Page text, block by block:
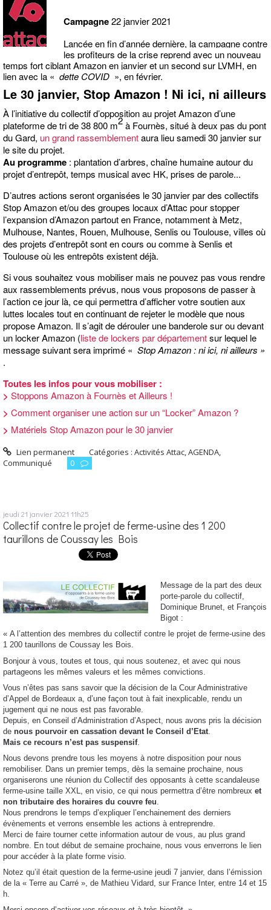
Campagne22 janvier 2021
Lancée en fin d’année dernière, la campagne contre
les profiteurs de la crise reprend avec un nouveau
temps fort ciblant Amazon en janvier et un second sur LVMH, en
lien avec la « dette COVID », en février.
Le 30 janvier, Stop Amazon ! Ni ici, ni ailleurs
À l’initiative du collectif d’opposition au projet Amazon d’une
plateforme de tri de 38 800 m2à Fournès, situé à deux pas du pont
du Gard, un grand rassemblementaura lieu samedi 30 janvier sur
le site du projet.
Au programme : plantation d’arbres, chaîne humaine autour du
projet d’entrepôt, temps musical avec HK, prises de parole...
D’autres actions seront organisées le 30 janvier par des collectifs
Stop Amazon et/ou des groupes locaux d’Attac pour stopper
l’expansion d’Amazon partout en France, notamment à Metz,
Mulhouse, Nantes, Rouen, Mulhouse, Senlis ou Toulouse, villes où
des projets d’entrepôt sont en cours ou comme à Senlis et
Toulouse où les entrepôts existent déjà.
Si vous souhaitez vous mobiliser mais ne pouvez pas vous rendre
aux rassemblements prévus, nous vous proposons de passer à
l’action ce jour là, ce qui permettra d’afficher votre soutien aux
luttes locales tout en continuant de rejeter le modèle que nous
propose Amazon. Il s’agit de dérouler une banderole sur ou devant
un locker Amazon (liste de lockers par départementsur lequel le
message suivant sera imprimé « Stop Amazon : ni ici, ni ailleurs »
.
Toutes les infos pour vous mobiliser :
> Stoppons Amazon à Fournès et Ailleurs !
> Comment organiser une action sur un “Locker” Amazon ?
> Matériels Stop Amazon pour le 30 janvier
Lien permanent Catégories :Activités Attac,AGENDA,
Communiqué
0
jeudi 21 janvier 2021 11h25
Collectif contre le projet de ferme-usine des 1 200
taurillons de Coussay les Bois
Message de la part des deux
porte-parole du collectif,
Dominique Brunet, et François
Bigot :
« A l’attention des membres du collectif contre le projet de ferme-usine des
1 200 taurillons de Coussay les Bois.
Bonjour à vous, toutes et tous, qui nous soutenez, et avec qui nous
partageons les mêmes valeurs et les mêmes convictions.
Vous n’êtes pas sans savoir que la décision de la Cour Administrative
d’Appel de Bordeaux a, d’une façon tout à fait inexplicable, rendu un
jugement qui ne nous est pas favorable.
Depuis, en Conseil d’Administration d’Aspect, nous avons pris la décision
de nous pourvoir en cassation devant le Conseil d’Etat
Mais ce recours n’est pas suspensif.
Nous devons prendre tous les moyens à notre disposition pour nous
remobiliser. Dans un premier temps, dès la semaine prochaine, nous
organiserons une réunion du Collectif des opposants à cette scandaleuse
ferme-usine taille XXL, en visio, ce qui nous permettra d’être nombreux et
non tributaire des horaires du couvre feu
Nous prendrons le temps d’expliquer l’enchainement des derniers
évènements et verrons ensemble les actions à entreprendre.
Merci de faire tourner cette information autour de vous, au plus grand
nombre. En tout début de semaine prochaine, nous vous enverrons le lien
pour accéder à la plate forme visio.
Notez qu’il était question de la ferme-usine jeudi 7 janvier, dans l’émission
de la « Terre au Carré », de Mathieu Vidard, sur France Inter, entre 14 et 15
h.